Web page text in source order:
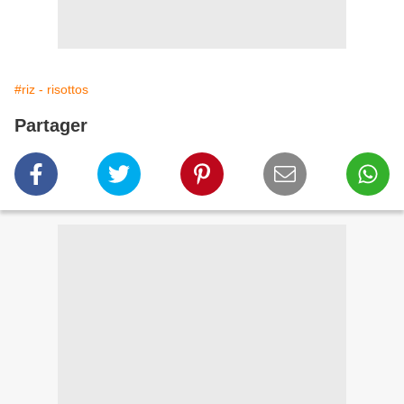
#riz - risottos
Partager